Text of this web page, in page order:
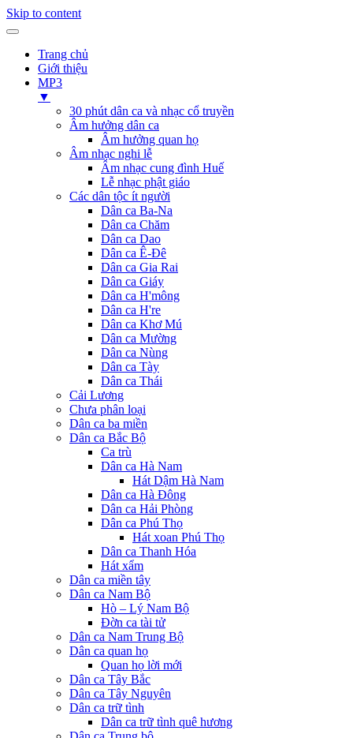
Skip to content
Trang chủ
Giới thiệu
MP3
▼
30 phút dân ca và nhạc cổ truyền
Âm hưởng dân ca
Âm hưởng quan họ
Âm nhạc nghi lễ
Âm nhạc cung đình Huế
Lễ nhạc phật giáo
Các dân tộc ít người
Dân ca Ba-Na
Dân ca Chăm
Dân ca Dao
Dân ca Ê-Đê
Dân ca Gia Rai
Dân ca Giáy
Dân ca H'mông
Dân ca H're
Dân ca Khơ Mú
Dân ca Mường
Dân ca Nùng
Dân ca Tày
Dân ca Thái
Cải Lương
Chưa phân loại
Dân ca ba miền
Dân ca Bắc Bộ
Ca trù
Dân ca Hà Nam
Hát Dậm Hà Nam
Dân ca Hà Đông
Dân ca Hải Phòng
Dân ca Phú Thọ
Hát xoan Phú Thọ
Dân ca Thanh Hóa
Hát xẩm
Dân ca miền tây
Dân ca Nam Bộ
Hò – Lý Nam Bộ
Đờn ca tài tử
Dân ca Nam Trung Bộ
Dân ca quan họ
Quan họ lời mới
Dân ca Tây Bắc
Dân ca Tây Nguyên
Dân ca trữ tình
Dân ca trữ tình quê hương